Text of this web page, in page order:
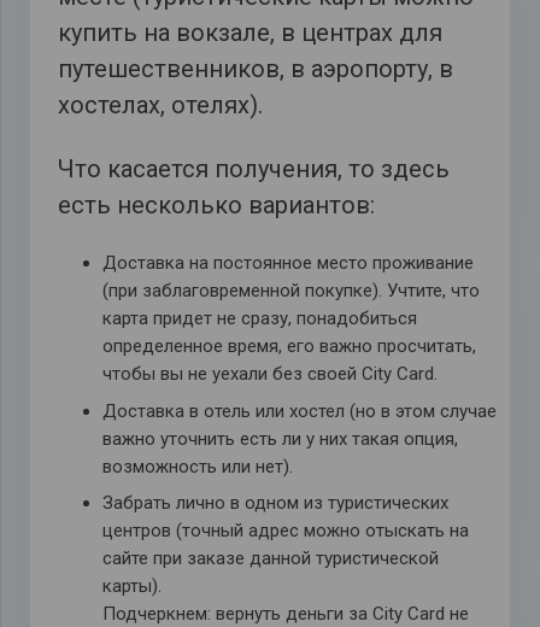
купить на вокзале, в центрах для
путешественников, в аэропорту, в
хостелах, отелях).
Что касается получения, то здесь
есть несколько вариантов:
Доставка на постоянное место проживание
(при заблаговременной покупке). Учтите, что
карта придет не сразу, понадобиться
определенное время, его важно просчитать,
чтобы вы не уехали без своей City Card.
Доставка в отель или хостел (но в этом случае
важно уточнить есть ли у них такая опция,
возможность или нет).
Забрать лично в одном из туристических
центров (точный адрес можно отыскать на
сайте при заказе данной туристической
карты).
Подчеркнем: вернуть деньги за City Card не